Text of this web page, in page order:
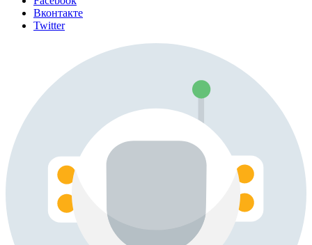
Вконтакте
Twitter